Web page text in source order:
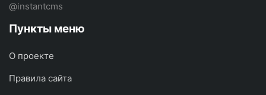
@instantcms
Пункты меню
О проекте
Правила сайта